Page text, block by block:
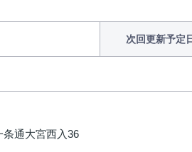
次回更新予定
通大宮西入36